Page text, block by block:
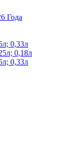
Года
0,33л
0,18л
0,33л